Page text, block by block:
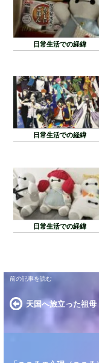
日常生活での経緯
日常生活での経緯
日常生活での経緯
天国へ旅立った祖母